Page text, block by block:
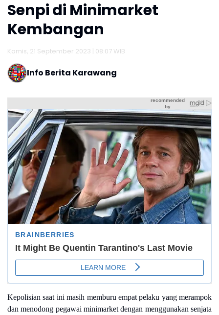
Senpi di Minimarket
Kembangan
Kamis, 21 September 2023 | 08:07 WIB
Info Berita Karawang
Kepolisian saat ini masih memburu empat pelaku yang merampok
dan menodong pegawai minimarket dengan menggunakan senjata